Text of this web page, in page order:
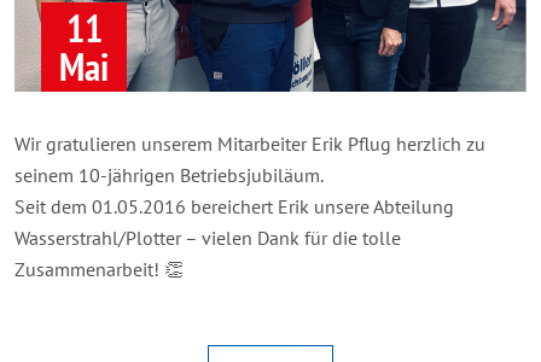
11
Mai
Wir gratulieren unserem Mitarbeiter Erik Pflug herzlich zu
seinem 10-jährigen Betriebsjubiläum.
Seit dem 01.05.2016 bereichert Erik unsere Abteilung
Wasserstrahl/Plotter – vielen Dank für die tolle
Zusammenarbeit! 👏